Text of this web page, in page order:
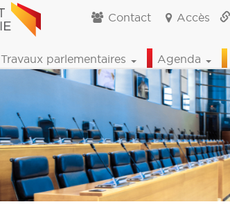
Contact Accès
Travaux parlementaires Agenda